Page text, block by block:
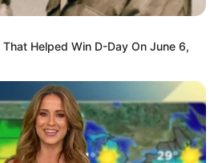
Helped Win D-Day On June 6,